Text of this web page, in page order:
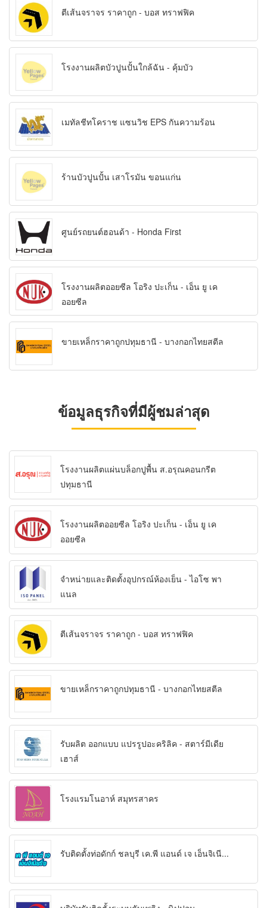
ตีเส้นจราจร ราคาถูก - บอส ทราฟฟิค
โรงงานผลิตบัวปูนปั้นใกล้ฉัน - คุ้มบัว
เมทัลชีทโคราช แซนวิช EPS กันความร้อน
ร้านบัวปูนปั้น เสาโรมัน ขอนแก่น
ศูนย์รถยนต์ฮอนด้า - Honda First
โรงงานผลิตออยซีล โอริง ปะเก็น - เอ็น ยู เค
ออยซีล
ขายเหล็กราคาถูกปทุมธานี - บางกอกไทยสตีล
ข้อมูลธุรกิจที่มีผู้ชมล่าสุด
โรงงานผลิตแผ่นบล็อกปูพื้น ส.อรุณคอนกรีต
ปทุมธานี
โรงงานผลิตออยซีล โอริง ปะเก็น - เอ็น ยู เค
ออยซีล
จำหน่ายและติดตั้งอุปกรณ์ห้องเย็น - ไอโซ พา
แนล
ตีเส้นจราจร ราคาถูก - บอส ทราฟฟิค
ขายเหล็กราคาถูกปทุมธานี - บางกอกไทยสตีล
รับผลิต ออกแบบ แปรรูปอะคริลิค - สตาร์มีเดีย
เฮาส์
โรงแรมโนอาห์ สมุทรสาคร
รับติดตั้งท่อดักก์ ชลบุรี เค.พี แอนด์ เจ เอ็นจิเนี...